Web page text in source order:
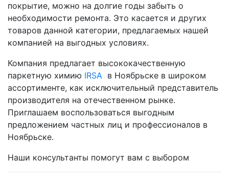
покрытие, можно на долгие годы забыть о
необходимости ремонта. Это касается и других
товаров данной категории, предлагаемых нашей
компанией на выгодных условиях.
Компания предлагает высококачественную
паркетную химию IRSA в Ноябрьске в широком
ассортименте, как исключительный представитель
производителя на отечественном рынке.
Приглашаем воспользоваться выгодным
предложением частных лиц и профессионалов в
Ноябрьске.
Наши консультанты помогут вам с выбором